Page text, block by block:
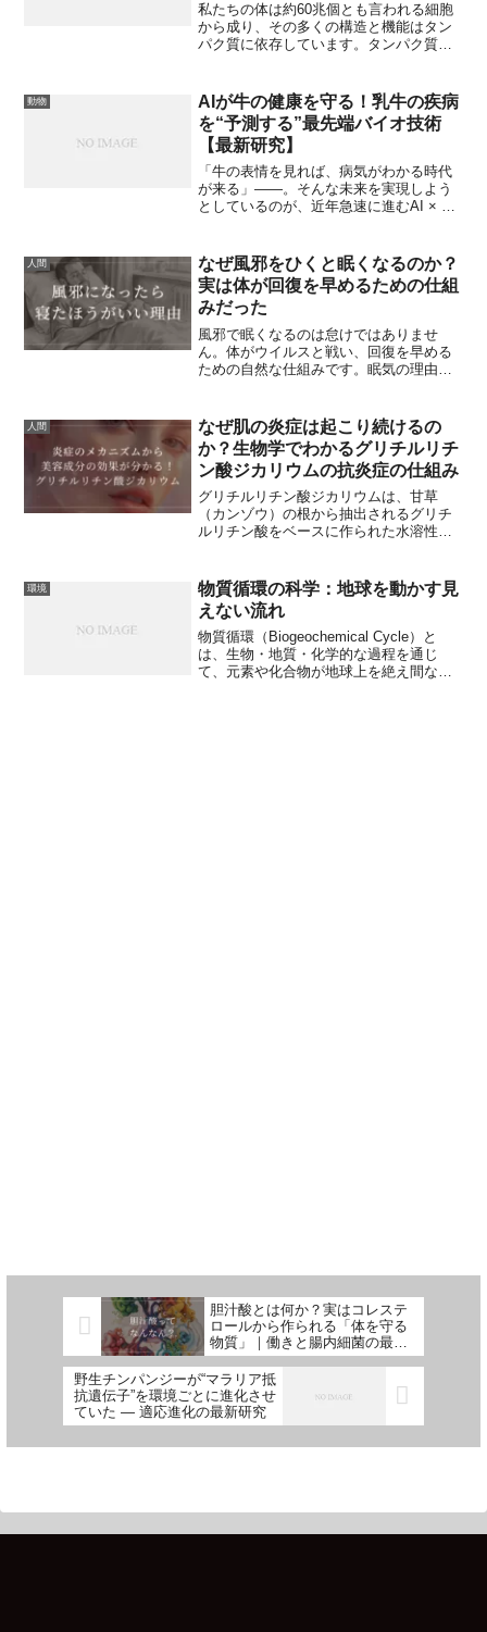
私たちの体は約60兆個とも言われる細胞
から成り、その多くの構造と機能はタン
パク質に依存しています。タンパク質は
要な役割を果たすアミノ酸は20種類の
「標準アミノ酸」が中心です。本記事で
は「人間の体を構成するアミノ酸」に焦
点を当て、各アミノ酸がどのように体に
貢献しているのか、日常生活や健康にど
う関係するか、そして研究や臨床で注目
されるニッチな情報まで、一般の方にも
わかりやすく解説します。食品や栄養、
を盛り込みます。
動物
AIが牛の健康を守る！乳牛の疾病
を“予測する”最先端バイオ技術
【最新研究】
「牛の表情を見れば、病気がわかる時代
が来る」――。そんな未来を実現しよう
としているのが、近年急速に進むAI × 動
予測・診断するシステムが世界中で開発
されています。乳量や体温だけでなく、
表情・歩行・反芻（はんすう）行動など
をリアルタイムで解析し、疾病の発症
を“数日前に検出”できるようになっている
のです。本記事では、AIがどのように乳
牛の生理データを読み解いているのか、
そして畜産業と生物学にどんな変化をも
人間
なぜ風邪をひくと眠くなるのか？
実は体が回復を早めるための仕組
みだった
風邪で眠くなるのは怠けではありませ
ん。体がウイルスと戦い、回復を早める
ための自然な仕組みです。眠気の理由と
人間
なぜ肌の炎症は起こり続けるの
か？生物学でわかるグリチルリチ
ン酸ジカリウムの抗炎症の仕組み
グリチルリチン酸ジカリウムは、甘草
（カンゾウ）の根から抽出されるグリチ
ルリチン酸をベースに作られた水溶性の
おり、特に抗炎症・抗アレルギー作用が
注目されています。
環境
物質循環の科学：地球を動かす見
えない流れ
物質循環（Biogeochemical Cycle）と
は、生物・地質・化学的な過程を通じ
て、元素や化合物が地球上を絶え間なく
胆汁酸とは何か？実はコレステ
ロールから作られる「体を守る
物質」｜働きと腸内細菌の最新
研究
野生チンパンジーが“マラリア抵
抗遺伝子”を環境ごとに進化させ
ていた — 適応進化の最新研究